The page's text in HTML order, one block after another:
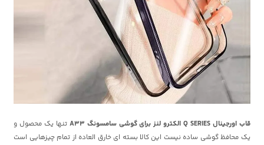
قاب اورجینال Q SERIES الکترو لنز برای گوشی سامسونگ A33
تنها یک محصول و
یک محافظ گوشی ساده نیست این کالا بسته ای خارق العاده از تمام چیزهایی است